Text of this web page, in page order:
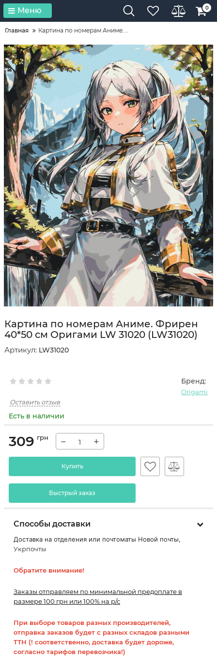
Меню 0
Главная Картина по номерам Аниме....
Картина по номерам Аниме. Фрирен
40*50 см Оригами LW 31020 (LW31020)
Артикул: LW31020
Бренд:
Origami
Оставить отзыв
Есть в наличии
309 грн − +
Купить
Быстрый заказ
Способы доставки
Доставка на отделения или почтоматы Новой почты,
Укрпочты
Обратите внимание!
Заказы отправляем по минимальной предоплате в
размере 100 грн или 100% на р/с
При выборе товаров разных производителей,
отправка заказов будет с разных складов разными
ТТН (! соответственно, доставка будет дороже,
согласно тарифов перевозчика!)